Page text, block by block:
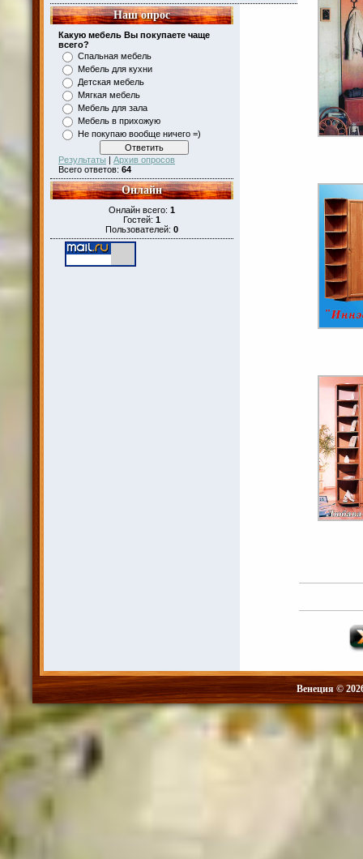
Наш опрос
Какую мебель Вы покупаете чаще
всего?
Спальная мебель
Мебель для кухни
Детская мебель
Мягкая мебель
Мебель для зала
Мебель в прихожую
Не покупаю вообще ничего =)
Результаты | Архив опросов
Всего ответов: 64
Онлайн
Онлайн всего: 1
Гостей: 1
Пользователей: 0
Венеция ©